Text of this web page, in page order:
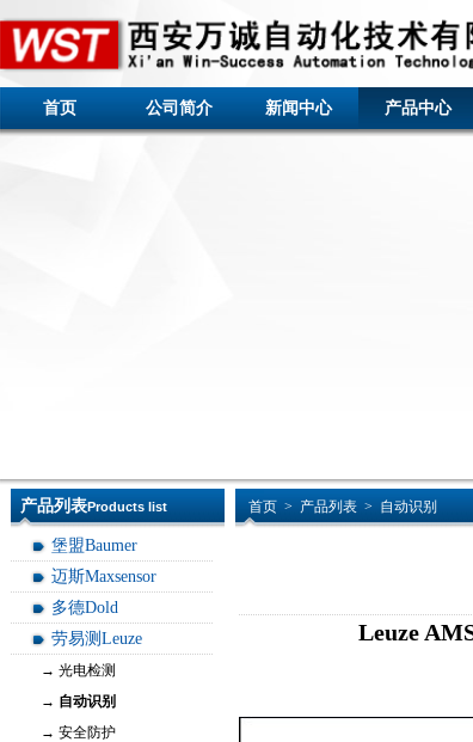
首页 公司简介 新闻中心 产品中心
产品列表Products list
堡盟Baumer
迈斯Maxsensor
多德Dold
劳易测Leuze
→ 光电检测
→ 自动识别
→ 安全防护
首页 > 产品列表 > 自动识别
Leuze AMS200